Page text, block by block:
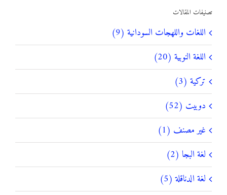
تصنيفات المقالات
اللغات واللهجات السودانية (9)
اللغة النوبية (20)
تركية (3)
دوبيت (52)
غير مصنف (1)
لغة البجا (2)
لغة الدناقلة (5)